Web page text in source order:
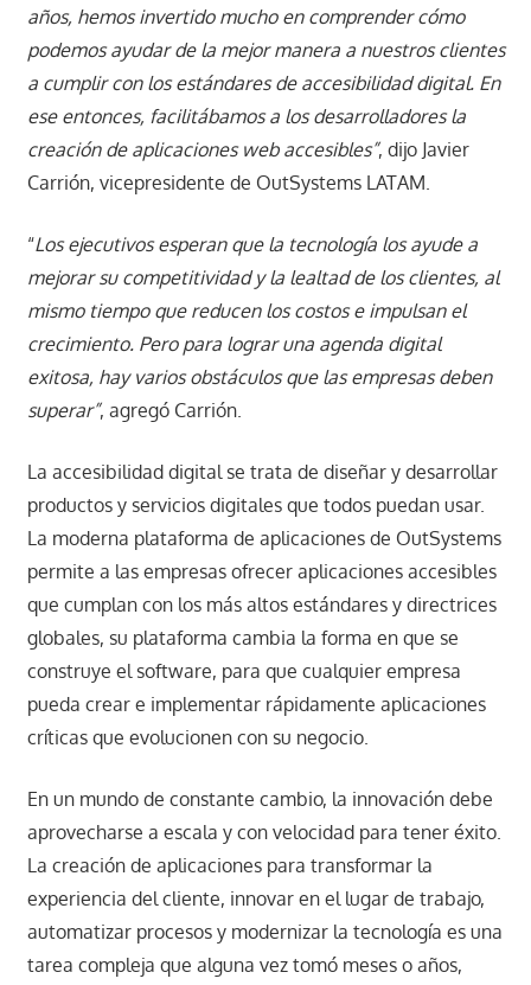
años, hemos invertido mucho en comprender cómo
podemos ayudar de la mejor manera a nuestros clientes
a cumplir con los estándares de accesibilidad digital. En
ese entonces, facilitábamos a los desarrolladores la
creación de aplicaciones web accesibles”, dijo Javier
Carrión, vicepresidente de OutSystems LATAM.
“Los ejecutivos esperan que la tecnología los ayude a
mejorar su competitividad y la lealtad de los clientes, al
mismo tiempo que reducen los costos e impulsan el
crecimiento. Pero para lograr una agenda digital
exitosa, hay varios obstáculos que las empresas deben
superar”, agregó Carrión.
La accesibilidad digital se trata de diseñar y desarrollar
productos y servicios digitales que todos puedan usar.
La moderna plataforma de aplicaciones de OutSystems
permite a las empresas ofrecer aplicaciones accesibles
que cumplan con los más altos estándares y directrices
globales, su plataforma cambia la forma en que se
construye el software, para que cualquier empresa
pueda crear e implementar rápidamente aplicaciones
críticas que evolucionen con su negocio.
En un mundo de constante cambio, la innovación debe
aprovecharse a escala y con velocidad para tener éxito.
La creación de aplicaciones para transformar la
experiencia del cliente, innovar en el lugar de trabajo,
automatizar procesos y modernizar la tecnología es una
tarea compleja que alguna vez tomó meses o años,